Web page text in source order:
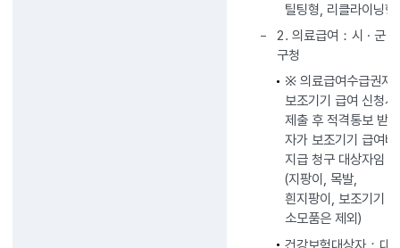
틸팅형, 리클라이닝형)
2. 의료급여：시 · 군 ·
구청
※ 의료급여수급권자
보조기기 급여 신청서
제출 후 적격통보 받은
자가 보조기기 급여비
지급 청구 대상자임
(지팡이, 목발,
흰지팡이, 보조기기
소모품은 제외)
건강보험대상자：대